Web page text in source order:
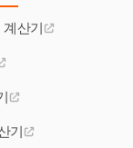
산기
기